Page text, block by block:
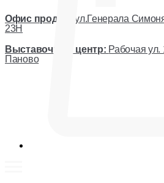
Офис продаж:
ул.Генерала
23Н
Выставочный центр: Рабочая ул.
Паново